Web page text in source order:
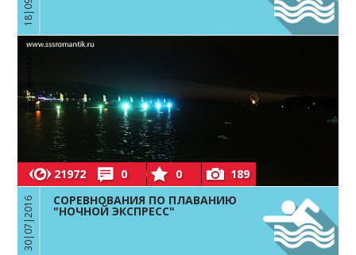
21972 0 0 189
30|07|2016 СОРЕВНОВАНИЯ ПО ПЛАВАНИЮ
"НОЧНОЙ ЭКСПРЕСС"